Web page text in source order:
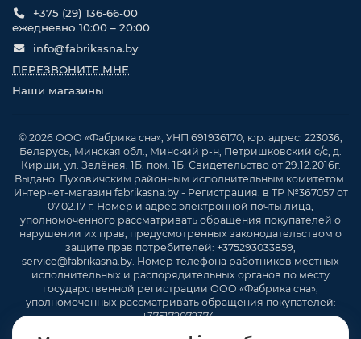
+375 (29) 136-66-00
ежедневно 10:00 – 20:00
info@fabrikasna.by
ПЕРЕЗВОНИТЕ МНЕ
Наши магазины
© 2026 ООО «Фабрика сна», УНП 691936170, юр. адрес: 223036,
Беларусь, Минская обл., Минский р-н, Петришковский с/с, д.
Кирши, ул. Зелёная, 1Б, пом. 1Б. Свидетельство от 29.12.2016г.
Выдано: Пуховичским районным исполнительным комитетом.
Интернет-магазин fabrikasna.by - Регистрация. в ТР №367057 от
07.02.17 г. Номер и адрес электронной почты лица,
уполномоченного рассматривать обращения покупателей о
нарушении их прав, предусмотренных законодательством о
защите прав потребителей: +375293033859,
service@fabrikasna.by. Номер телефона работников местных
исполнительных и распорядительных органов по месту
государственной регистрации ООО «Фабрика сна»,
уполномоченных рассматривать обращения покупателей:
+375172072374 .